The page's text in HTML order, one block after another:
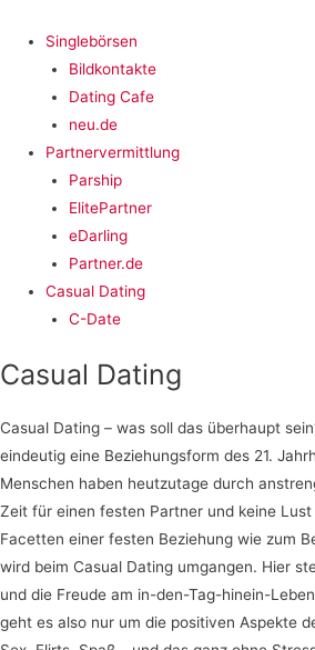
Singlebörsen
Bildkontakte
Dating Cafe
neu.de
Partnervermittlung
Parship
ElitePartner
eDarling
Partner.de
Casual Dating
C-Date
Casual Dating
Casual Dating – was soll das überhaupt
eindeutig eine Beziehungsform des 21.
Menschen haben heutzutage durch
Zeit für einen festen Partner und keine
Facetten einer festen Beziehung wie zum
wird beim Casual Dating umgangen. Hier
und die Freude am in-den-Tag-hinein-
geht es also nur um die positiven Aspekte